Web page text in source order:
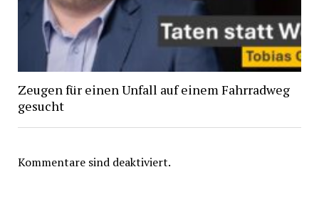
Zeugen für einen Unfall auf einem Fahrradweg
gesucht
Kommentare sind deaktiviert.